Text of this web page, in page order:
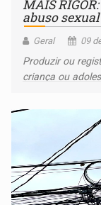
MAIS
abuso
Geral 09
Produzir ou
criança ou